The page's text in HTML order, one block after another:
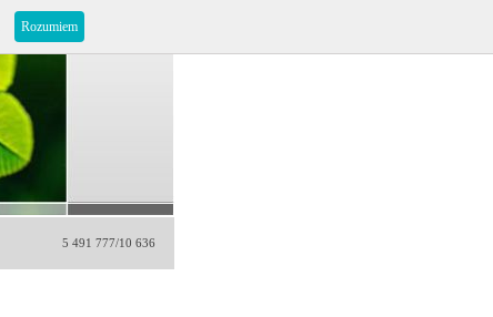
5 491 777/10 636
Rozumiem